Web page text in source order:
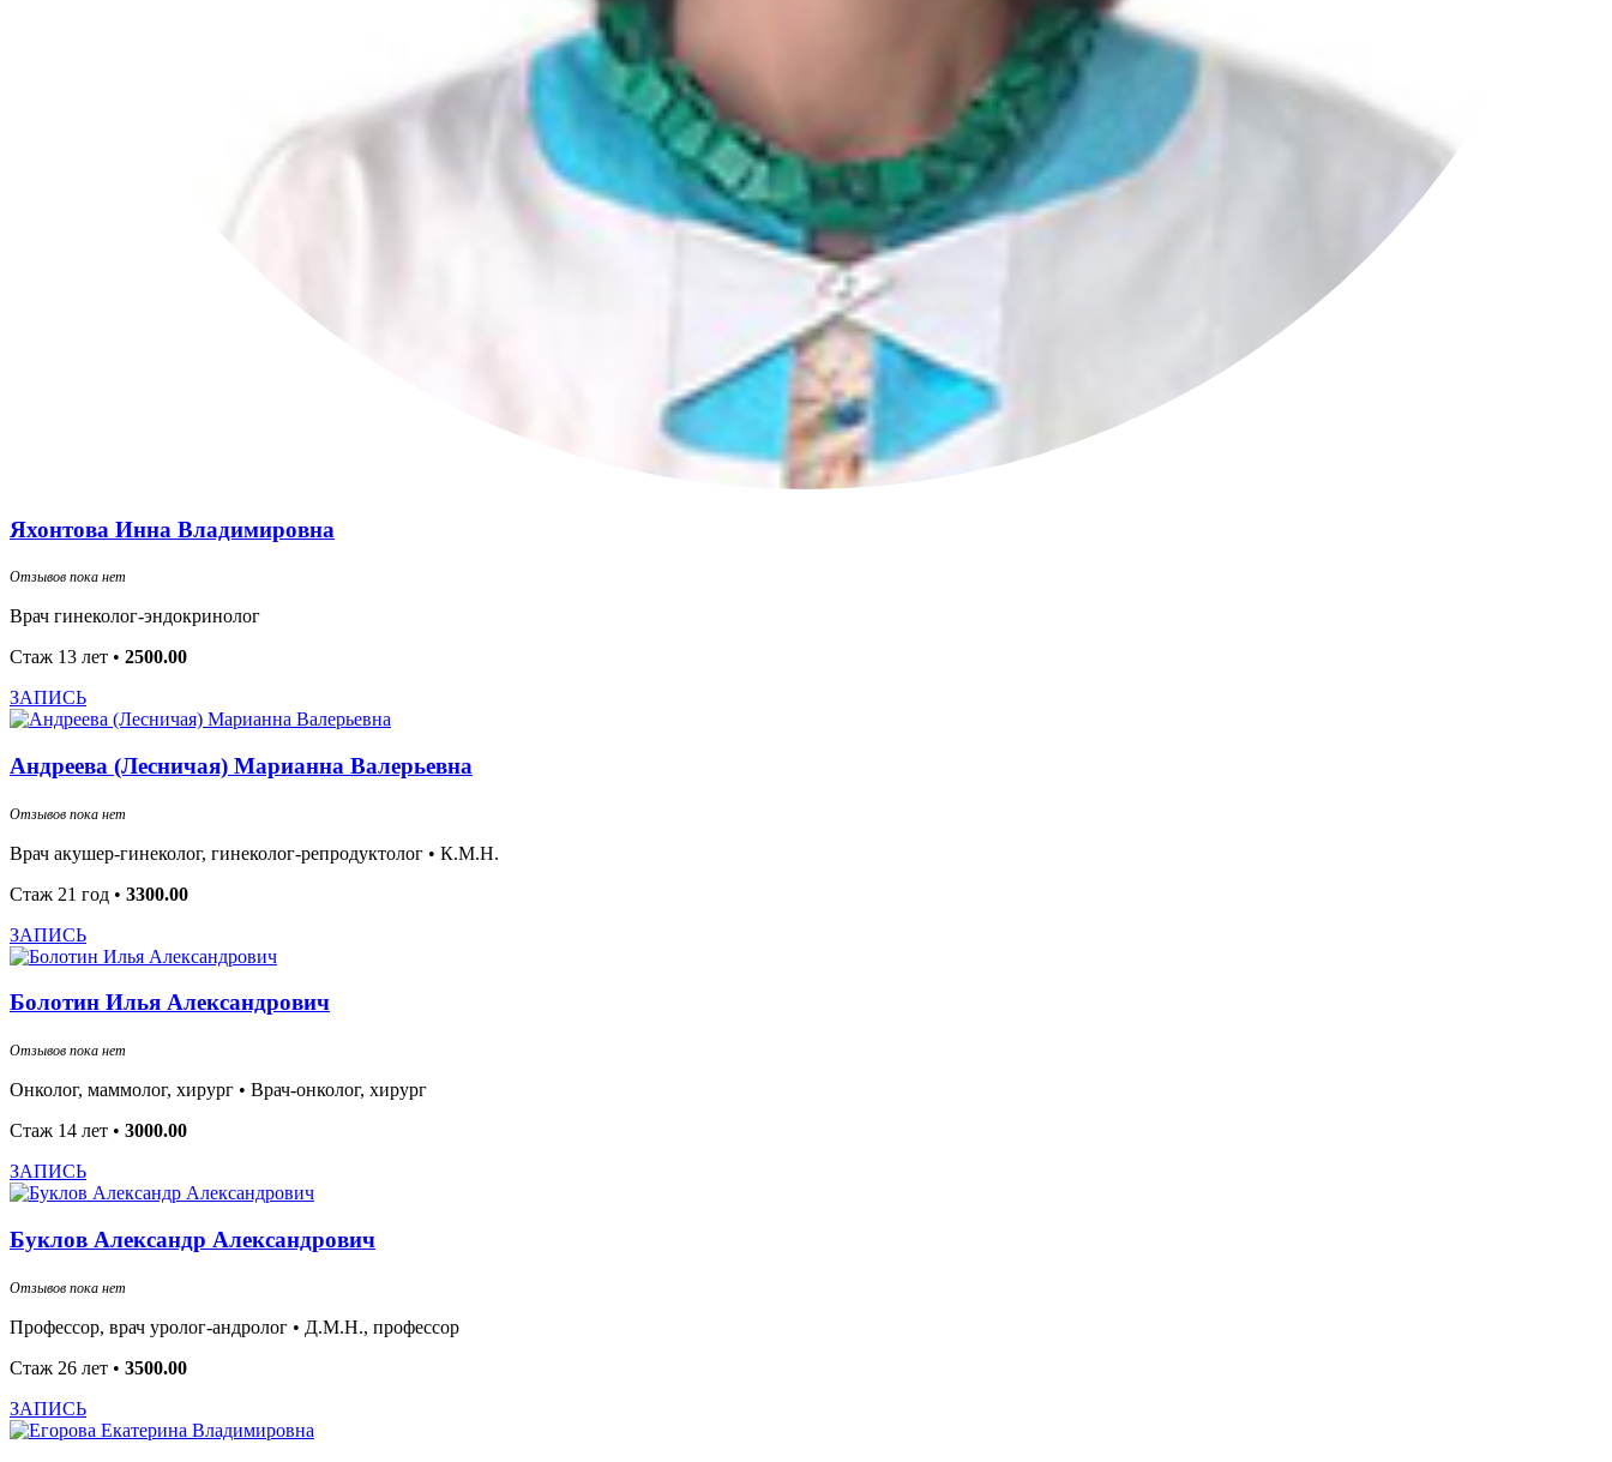
Яхонтова Инна Владимировна
Отзывов пока нет
Врач гинеколог-эндокринолог
Стаж 13 лет • 2500.00
ЗАПИСЬ
Андреева (Лесничая) Марианна Валерьевна
Отзывов пока нет
Врач акушер-гинеколог, гинеколог-репродуктолог • К.М.Н.
Стаж 21 год • 3300.00
ЗАПИСЬ
Болотин Илья Александрович
Отзывов пока нет
Онколог, маммолог, хирург • Врач-онколог, хирург
Стаж 14 лет • 3000.00
ЗАПИСЬ
Буклов Александр Александрович
Отзывов пока нет
Профессор, врач уролог-андролог • Д.М.Н., профессор
Стаж 26 лет • 3500.00
ЗАПИСЬ